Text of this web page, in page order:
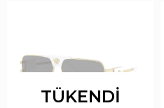
TÜKENDI